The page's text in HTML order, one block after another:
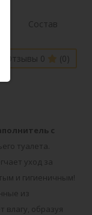
Состав
Отзывы 0 (0)
с
туалета.
уход за
и гигиеничным!
из
влагу, образуя